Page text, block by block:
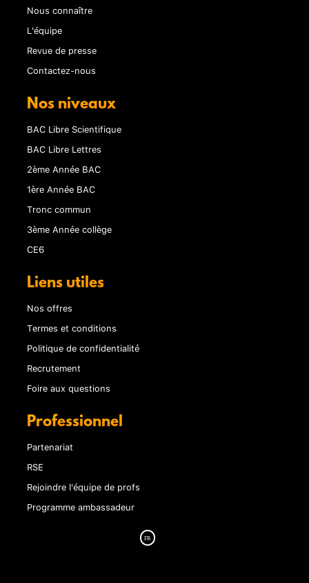
Nous connaître
L'équipe
Revue de presse
Contactez-nous
Nos niveaux
BAC Libre Scientifique
BAC Libre Lettres
2ème Année BAC
1ère Année BAC
Tronc commun
3ème Année collège
CE6
Liens utiles
Nos offres
Termes et conditions
Politique de confidentialité
Recrutement
Foire aux questions
Professionnel
Partenariat
RSE
Rejoindre l'équipe de profs
Programme ambassadeur